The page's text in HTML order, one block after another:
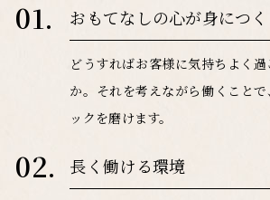
01. おもてなしの心が身につく
どうすればお客様に気持ちよく
か。 それを考えながら働くこと
ックを磨けます。
02. 長く働ける環境